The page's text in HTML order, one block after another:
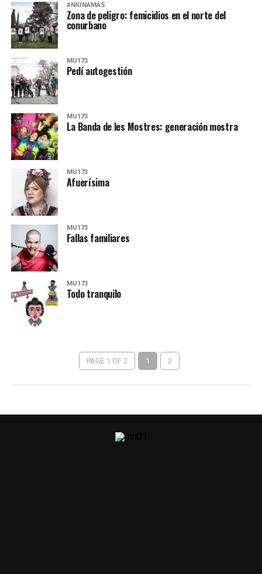
#NIUNAMÁS
Zona de peligro: femicidios en el norte del
conurbano
MU173
Pedí autogestión
MU173
La Banda de les Mostres: generación mostra
MU173
Afuerísima
MU173
Fallas familiares
MU173
Todo tranquilo
PAGE 1 OF 2 1 2